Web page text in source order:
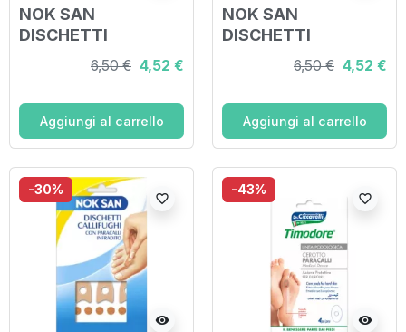
NOK SAN
DISCHETTI
CALLIFUGHI CON
PARACALLI OVALI
6,50 € 4,52 €
Aggiungi al carrello
NOK SAN
DISCHETTI
CALLIFUGHI
6,50 € 4,52 €
Aggiungi al carrello
-30%
visibility
favorite_border
-43%
visibility
favorite_border